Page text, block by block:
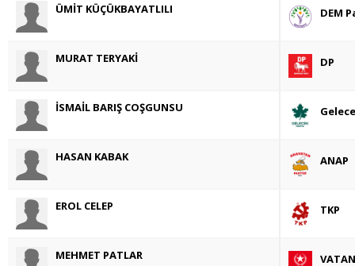
ÜMİT KÜÇÜKBAYATLILI DEM
MURAT TERYAKİ DP
İSMAİL BARIŞ COŞGUNSU
HASAN KABAK ANAP
EROL CELEP TKP
MEHMET PATLAR VATAN